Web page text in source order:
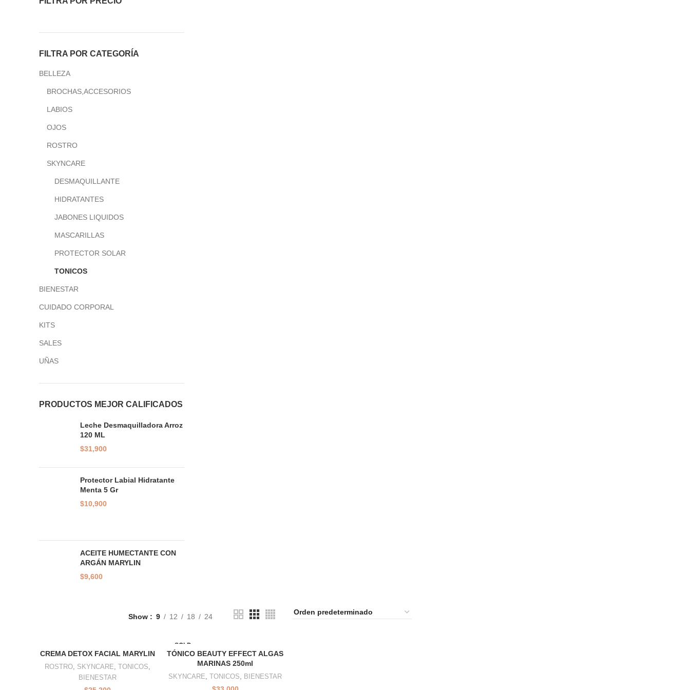
FILTRA POR CATEGORÍA
BELLEZA
BROCHAS,ACCESORIOS
LABIOS
OJOS
ROSTRO
SKYNCARE
DESMAQUILLANTE
HIDRATANTES
JABONES LIQUIDOS
MASCARILLAS
PROTECTOR SOLAR
TONICOS
BIENESTAR
CUIDADO CORPORAL
KITS
SALES
UÑAS
PRODUCTOS MEJOR CALIFICADOS
Leche Desmaquilladora Arroz
120 ML
$31,900
Protector Labial Hidratante
Menta 5 Gr
$10,900
ACEITE HUMECTANTE CON
ARGÁN MARYLIN
$9,600
Show 9 12 18 24
CREMA DETOX FACIAL MARYLIN
ROSTRO, SKYNCARE,TONICOS,
BIENESTAR
SOLD
OUT
TÓNICO BEAUTY EFFECT ALGAS
MARINAS 250ml
SKYNCARE,TONICOS, BIENESTAR